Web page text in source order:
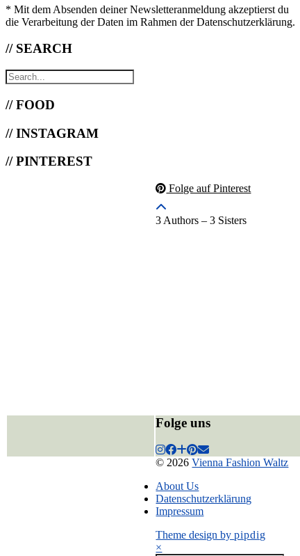
* Mit dem Absenden deiner Newsletteranmeldung akzeptierst du
die Verarbeitung der Daten im Rahmen der Datenschutzerklärung.
// SEARCH
// FOOD
// INSTAGRAM
// PINTEREST
Folge auf Pinterest
3 Authors – 3 Sisters
Folge uns
© 2026Vienna Fashion Waltz
About Us
Datenschutzerklärung
Impressum
Theme design bypipdig
×